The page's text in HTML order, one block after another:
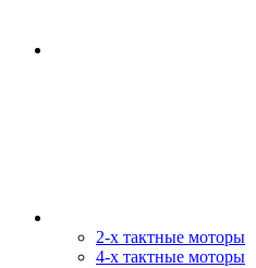
2-х тактные моторы
4-х тактные моторы